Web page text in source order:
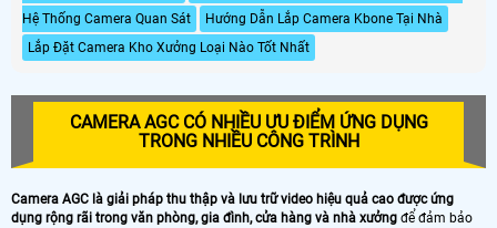
Hệ Thống Camera Quan Sát
Hướng Dẫn Lắp Camera Kbone Tại Nhà
Lắp Đặt Camera Kho Xưởng Loại Nào Tốt Nhất
CAMERA AGC CÓ NHIỀU ƯU ĐIỂM ỨNG DỤNG
TRONG NHIỀU CÔNG TRÌNH
Camera AGC là giải pháp thu thập và lưu trữ video hiệu quả cao được ứng
dụng rộng rãi trong văn phòng, gia đình, cửa hàng và nhà xưởng để đảm bảo